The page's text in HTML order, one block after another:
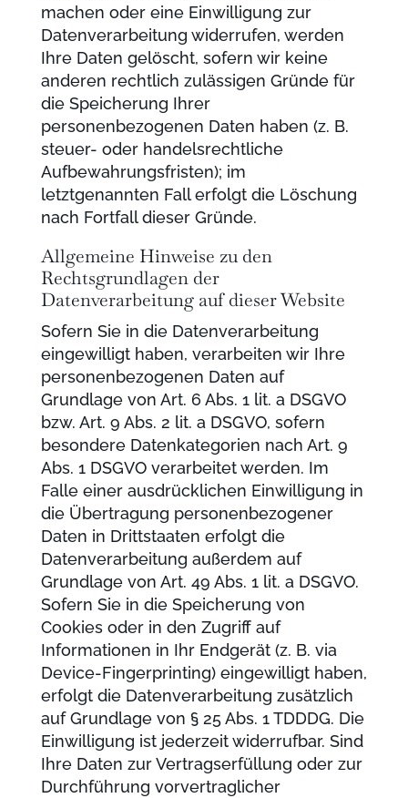
machen oder eine Einwilligung zur
Datenverarbeitung widerrufen, werden
Ihre Daten gelöscht, sofern wir keine
anderen rechtlich zulässigen Gründe für
die Speicherung Ihrer
personenbezogenen Daten haben (z. B.
steuer- oder handelsrechtliche
Aufbewahrungsfristen); im
letztgenannten Fall erfolgt die Löschung
nach Fortfall dieser Gründe.
Allgemeine Hinweise zu den
Rechtsgrundlagen der
Datenverarbeitung auf dieser Website
Sofern Sie in die Datenverarbeitung
eingewilligt haben, verarbeiten wir Ihre
personenbezogenen Daten auf
Grundlage von Art. 6 Abs. 1 lit. a DSGVO
bzw. Art. 9 Abs. 2 lit. a DSGVO, sofern
besondere Datenkategorien nach Art. 9
Abs. 1 DSGVO verarbeitet werden. Im
Falle einer ausdrücklichen Einwilligung in
die Übertragung personenbezogener
Daten in Drittstaaten erfolgt die
Datenverarbeitung außerdem auf
Grundlage von Art. 49 Abs. 1 lit. a DSGVO.
Sofern Sie in die Speicherung von
Cookies oder in den Zugriff auf
Informationen in Ihr Endgerät (z. B. via
Device-Fingerprinting) eingewilligt haben,
erfolgt die Datenverarbeitung zusätzlich
auf Grundlage von § 25 Abs. 1 TDDDG. Die
Einwilligung ist jederzeit widerrufbar. Sind
Ihre Daten zur Vertragserfüllung oder zur
Durchführung vorvertraglicher